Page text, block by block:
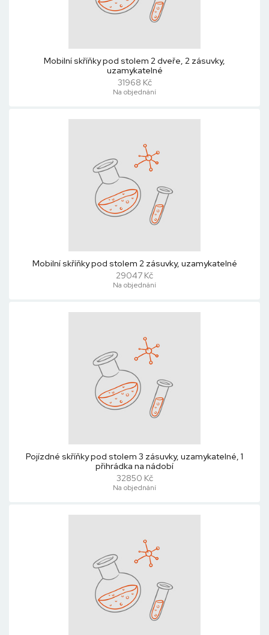
Mobilní skříňky pod stolem 2 dveře, 2 zásuvky,
uzamykatelné
31968 Kč
Na objednání
Mobilní skříňky pod stolem 2 zásuvky, uzamykatelné
29047 Kč
Na objednání
Pojízdné skříňky pod stolem 3 zásuvky, uzamykatelné, 1
přihrádka na nádobí
32850 Kč
Na objednání